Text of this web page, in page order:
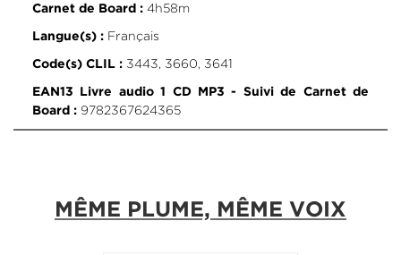
Carnet de Board :4h58m
Langue(s) :Français
Code(s) CLIL :3443, 3660, 3641
EAN13 Livre audio 1 CD MP3 - Suivi de Carnet de
Board :9782367624365
MÊME PLUME, MÊME VOIX